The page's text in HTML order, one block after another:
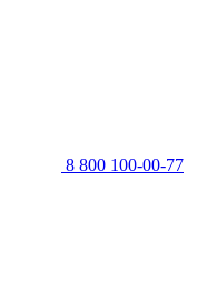
8 800 100-00-77